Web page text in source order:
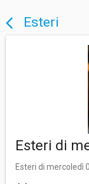
arrow_back_ios Esteri
Esteri di
Esteri di mercoledì